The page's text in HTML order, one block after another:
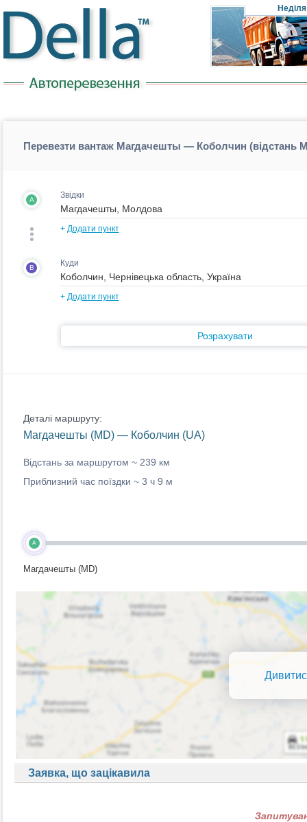
Неділя
Перевезти вантаж Магдачешты — Коболчин
A Звідки
+ Додати пункт
B Куди
+ Додати пункт
Розрахувати
Деталі маршруту:
Магдачешты (MD) — Коболчин (UA)
Відстань за маршрутом ~ 239 км
Приблизний час поїздки ~ 3 ч 9 м
A
Магдачешты (MD)
Заявка, що зацікавила